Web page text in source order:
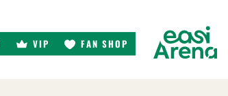
VIP FAN SHOP